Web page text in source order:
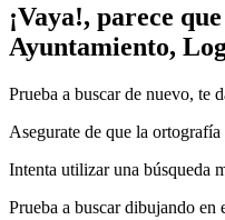
¡Vaya!, parece
Ayuntamiento,
Prueba a buscar de nuevo, te
Asegurate de que la ortografía
Intenta utilizar una búsqueda
Prueba a buscar dibujando en